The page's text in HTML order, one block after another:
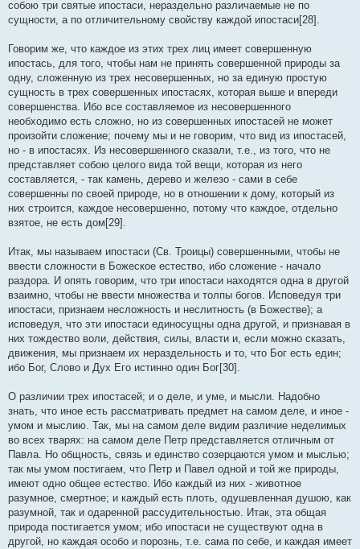
собою три святые ипостаси, нераздельно различаемые не по
сущности, а по отличительному свойству каждой ипостаси[28].
Говорим же, что каждое из этих трех лиц имеет совершенную
ипостась, для того, чтобы нам не принять совершенной природы за
одну, сложенную из трех несовершенных, но за единую простую
сущность в трех совершенных ипостасях, которая выше и впереди
совершенства. Ибо все составляемое из несовершенного
необходимо есть сложно, но из совершенных ипостасей не может
произойти сложение; почему мы и не говорим, что вид из ипостасей,
но - в ипостасях. Из несовершенного сказали, т.е., из того, что не
представляет собою целого вида той вещи, которая из него
составляется, - так камень, дерево и железо - сами в себе
совершенны по своей природе, но в отношении к дому, который из
них строится, каждое несовершенно, потому что каждое, отдельно
взятое, не есть дом[29].
Итак, мы называем ипостаси (Св. Троицы) совершенными, чтобы не
ввести сложности в Божеское естество, ибо сложение - начало
раздора. И опять говорим, что три ипостаси находятся одна в другой
взаимно, чтобы не ввести множества и толпы богов. Исповедуя три
ипостаси, признаем несложность и неслитность (в Божестве); а
исповедуя, что эти ипостаси единосущны одна другой, и признавая в
них тождество воли, действия, силы, власти и, если можно сказать,
движения, мы признаем их нераздельность и то, что Бог есть един;
ибо Бог, Слово и Дух Его истинно один Бог[30].
О различии трех ипостасей; и о деле, и уме, и мысли. Надобно
знать, что иное есть рассматривать предмет на самом деле, и иное -
умом и мыслию. Так, мы на самом деле видим различие неделимых
во всех тварях: на самом деле Петр представляется отличным от
Павла. Но общность, связь и единство созерцаются умом и мыслью;
так мы умом постигаем, что Петр и Павел одной и той же природы,
имеют одно общее естество. Ибо каждый из них - животное
разумное, смертное; и каждый есть плоть, одушевленная душою, как
разумной, так и одаренной рассудительностью. Итак, эта общая
природа постигается умом; ибо ипостаси не существуют одна в
другой, но каждая особо и порознь, т.е. сама по себе, и каждая имеет